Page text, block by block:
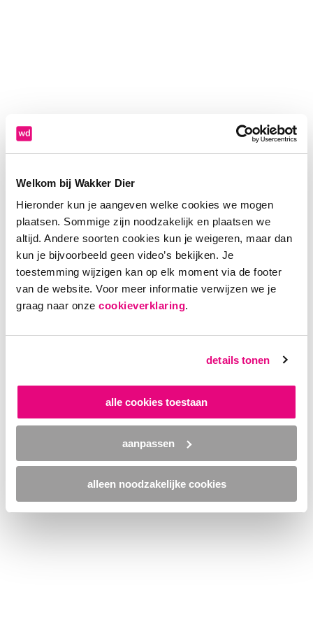
Welkom bij Wakker Dier
Hieronder kun je aangeven welke cookies we mogen
plaatsen. Sommige zijn noodzakelijk en plaatsen we
altijd. Andere soorten cookies kun je weigeren, maar dan
kun je bijvoorbeeld geen video’s bekijken. Je
toestemming wijzigen kan op elk moment via de footer
van de website. Voor meer informatie verwijzen we je
graag naar onze cookieverklaring.
details tonen
alle cookies toestaan
aanpassen
alleen noodzakelijke cookies
Application error: a client-side exception has occurred (see the